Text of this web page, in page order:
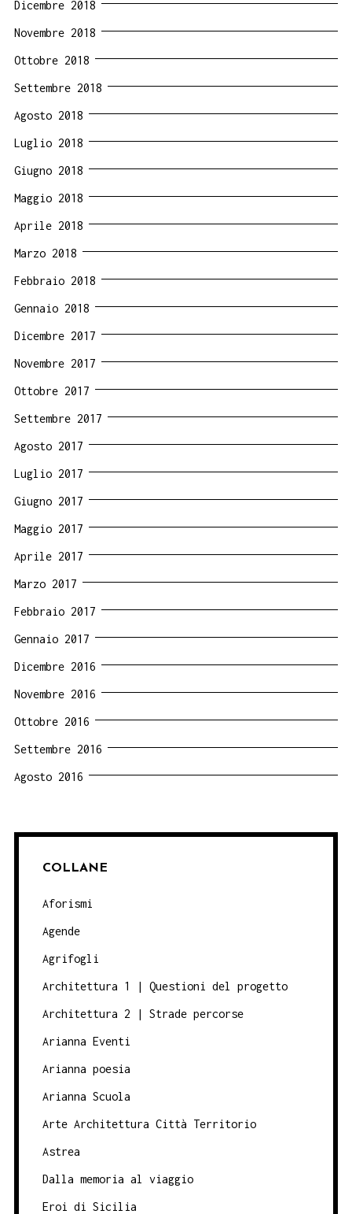
Dicembre 2018
Novembre 2018
Ottobre 2018
Settembre 2018
Agosto 2018
Luglio 2018
Giugno 2018
Maggio 2018
Aprile 2018
Marzo 2018
Febbraio 2018
Gennaio 2018
Dicembre 2017
Novembre 2017
Ottobre 2017
Settembre 2017
Agosto 2017
Luglio 2017
Giugno 2017
Maggio 2017
Aprile 2017
Marzo 2017
Febbraio 2017
Gennaio 2017
Dicembre 2016
Novembre 2016
Ottobre 2016
Settembre 2016
Agosto 2016
COLLANE
Aforismi
Agende
Agrifogli
Architettura 1 | Questioni del progetto
Architettura 2 | Strade percorse
Arianna Eventi
Arianna poesia
Arianna Scuola
Arte Architettura Città Territorio
Astrea
Dalla memoria al viaggio
Eroi di Sicilia